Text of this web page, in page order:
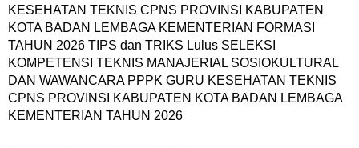
KESEHATAN TEKNIS CPNS PROVINSI KABUPATEN
KOTA BADAN LEMBAGA KEMENTERIAN FORMASI
TAHUN 2026 TIPS dan TRIKS Lulus SELEKSI
KOMPETENSI TEKNIS MANAJERIAL SOSIOKULTURAL
DAN WAWANCARA PPPK GURU KESEHATAN TEKNIS
CPNS PROVINSI KABUPATEN KOTA BADAN LEMBAGA
KEMENTERIAN TAHUN 2026